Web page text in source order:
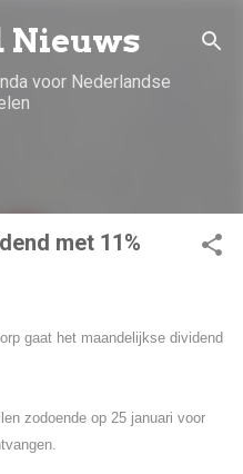
Nieuws
voor Nederlandse
met 11%
gaat het maandelijkse dividend
zodoende op 25 januari voor